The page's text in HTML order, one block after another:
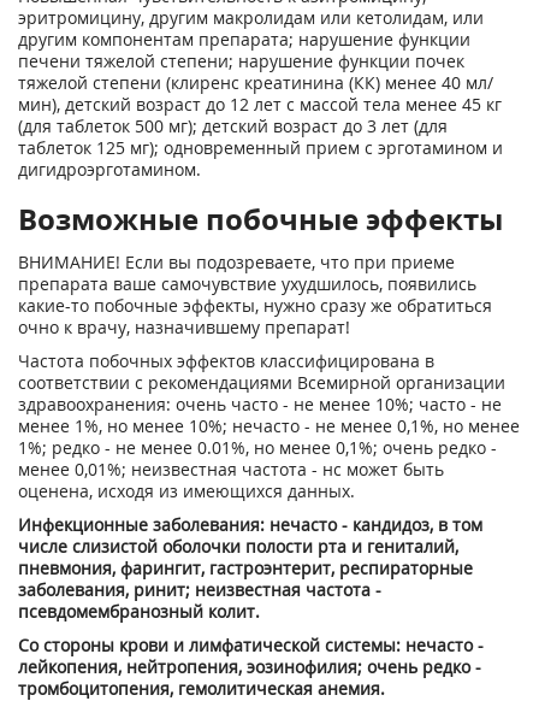
эритромицину, другим макролидам или кетолидам, или
другим компонентам препарата; нарушение функции
печени тяжелой степени; нарушение функции почек
тяжелой степени (клиренс креатинина (КК) менее 40 мл/
мин), детский возраст до 12 лет с массой тела менее 45 кг
(для таблеток 500 мг); детский возраст до 3 лет (для
таблеток 125 мг); одновременный прием с эрготамином и
дигидроэрготамином.
Возможные побочные эффекты
ВНИМАНИЕ! Если вы подозреваете, что при приеме
препарата ваше самочувствие ухудшилось, появились
какие-то побочные эффекты, нужно сразу же обратиться
очно к врачу, назначившему препарат!
Частота побочных эффектов классифицирована в
соответствии с рекомендациями Всемирной организации
здравоохранения: очень часто - не менее 10%; часто - не
менее 1%, но менее 10%; нечасто - не менее 0,1%, но менее
1%; редко - не менее 0.01%, но менее 0,1%; очень редко -
менее 0,01%; неизвестная частота - нс может быть
оценена, исходя из имеющихся данных.
Инфекционные заболевания: нечасто - кандидоз, в том
числе слизистой оболочки полости рта и гениталий,
пневмония, фарингит, гастроэнтерит, респираторные
заболевания, ринит; неизвестная частота -
псевдомембранозный колит.
Со стороны крови и лимфатической системы: нечасто -
лейкопения, нейтропения, эозинофилия; очень редко -
тромбоцитопения, гемолитическая анемия.